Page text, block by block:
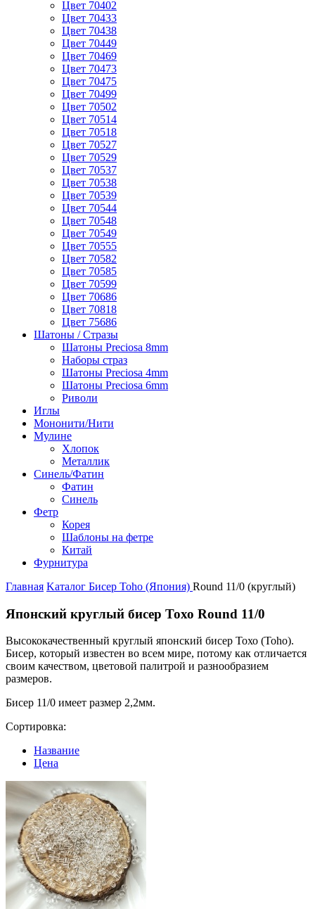
Цвет 70402
Цвет 70433
Цвет 70438
Цвет 70449
Цвет 70469
Цвет 70473
Цвет 70475
Цвет 70499
Цвет 70502
Цвет 70514
Цвет 70518
Цвет 70527
Цвет 70529
Цвет 70537
Цвет 70538
Цвет 70539
Цвет 70544
Цвет 70548
Цвет 70549
Цвет 70555
Цвет 70582
Цвет 70585
Цвет 70599
Цвет 70686
Цвет 70818
Цвет 75686
Шатоны / Стразы
Шатоны Preciosa 8mm
Наборы страз
Шатоны Preciosa 4mm
Шатоны Preciosa 6mm
Риволи
Иглы
Мононити/Нити
Мулине
Хлопок
Металлик
Синель/Фатин
Фатин
Синель
Фетр
Корея
Шаблоны на фетре
Китай
Фурнитура
Главная Kаталог Бисер Toho (Япония) Round 11/0 (круглый)
Японский круглый бисер Тохо Round 11/0
Высококачественный круглый японский бисер Тохо (Toho).
Бисер, который известен во всем мире, потому как отличается
своим качеством, цветовой палитрой и разнообразием
размеров.
Бисер 11/0 имеет размер 2,2мм.
Сортировка:
Название
Цена